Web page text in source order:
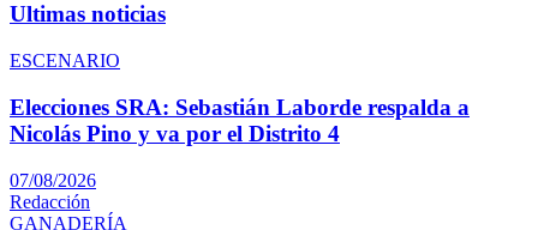
Ultimas noticias
ESCENARIO
Elecciones SRA: Sebastián Laborde respalda a
Nicolás Pino y va por el Distrito 4
07/08/2026
Redacción
GANADERÍA